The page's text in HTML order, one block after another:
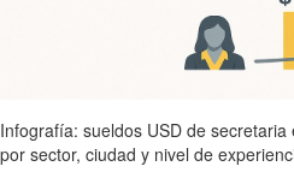
Infografía: sueldos USD de
por sector, ciudad y nivel de